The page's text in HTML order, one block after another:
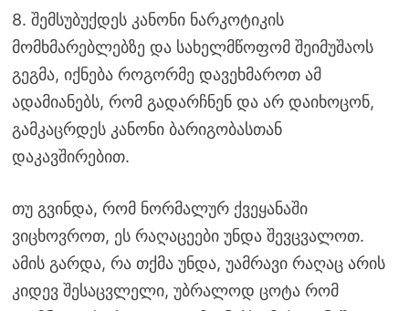
8. შემსუბუქდეს კანონი ნარკოტიკის
მომხმარებლებზე და სახელმწოფომ შეიმუშაოს
გეგმა, იქნება როგორმე დავეხმაროთ ამ
ადამიანებს, რომ გადარჩნენ და არ დაიხოცონ,
გამკაცრდეს კანონი ბარიგობასთან
დაკავშირებით.
თუ გვინდა, რომ ნორმალურ ქვეყანაში
ვიცხოვროთ, ეს რაღაცეები უნდა შევცვალოთ.
ამის გარდა, რა თქმა უნდა, უამრავი რაღაც არის
კიდევ შესაცვლელი, უბრალოდ ცოტა რომ